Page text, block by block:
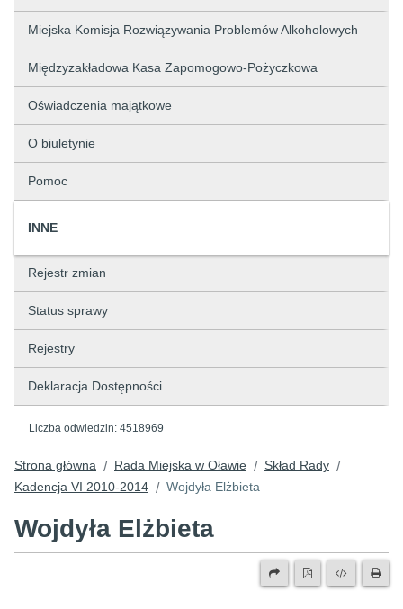
Miejska Komisja Rozwiązywania Problemów Alkoholowych
Międzyzakładowa Kasa Zapomogowo-Pożyczkowa
Oświadczenia majątkowe
O biuletynie
Pomoc
INNE
Rejestr zmian
Status sprawy
Rejestry
Deklaracja Dostępności
Liczba odwiedzin: 4518969
Strona główna / Rada Miejska w Oławie / Skład Rady /
Kadencja VI 2010-2014 / Wojdyła Elżbieta
Wojdyła Elżbieta